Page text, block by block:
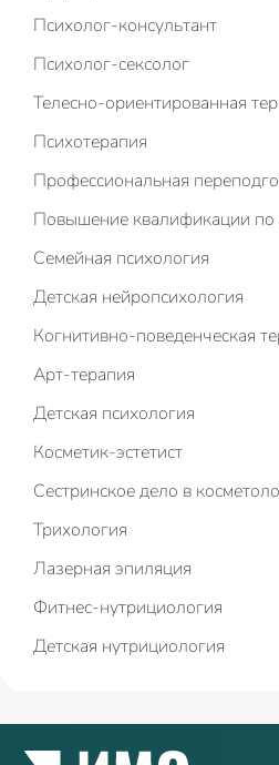
Психолог-консультант
Психолог-сексолог
Телесно-ориентированная
Психотерапия
Профессиональная
Повышение квалификации по
Семейная психология
Детская нейропсихология
Когнитивно-поведенческая
Арт-терапия
Детская психология
Косметик-эстетист
Сестринское дело в
Трихология
Лазерная эпиляция
Фитнес-нутрициология
Детская нутрициология